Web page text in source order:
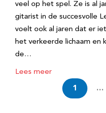
veel op het spel. Ze is al
gitarist in de succesvolle
voelt ook al jaren dat er
het verkeerde lichaam en
de…
Lees meer
1 …